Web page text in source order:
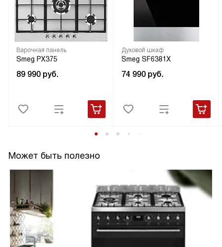
Варочная панель
Smeg PX375
89 990 руб.
Духовой шкаф
Smeg SF6381X
74 990 руб.
Может быть полезно